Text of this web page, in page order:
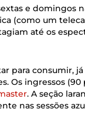
e domingos
(como um
até os
para consumir,
Os ingressos
. A seção
nas sessões